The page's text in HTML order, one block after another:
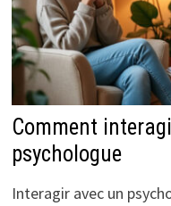
Comment
psychologue
Interagir avec un